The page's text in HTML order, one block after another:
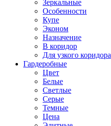
Зеркальные
Особенности
Купе
Эконом
Назначение
В коридор
Для узкого коридора
Гардеробные
Цвет
Белые
Светлые
Серые
Темные
Цена